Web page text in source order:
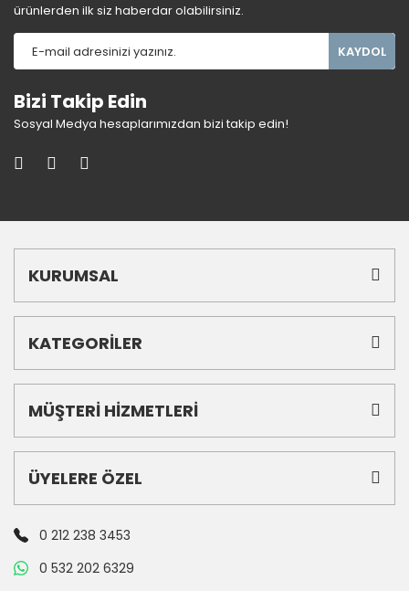
ürünlerden ilk siz haberdar olabilirsiniz.
KAYDOL
Bizi Takip Edin
Sosyal Medya hesaplarımızdan bizi takip edin!
KURUMSAL
KATEGORİLER
MÜŞTERİ HİZMETLERİ
ÜYELERE ÖZEL
0 212 238 3453
0 532 202 6329